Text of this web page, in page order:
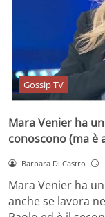
Gossip TV
Mara Venier ha
conoscono (ma è
Barbara Di Castro
Mara Venier ha
anche se lavora